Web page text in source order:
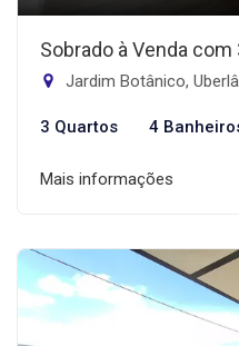
Sobrado à Venda
Jardim Botânico,
3 Quartos 4
Mais informações